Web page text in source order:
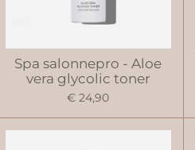
Spa salonnepro - Aloe
vera glycolic toner
€ 24,90